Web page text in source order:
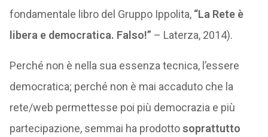
fondamentale libro del Gruppo Ippolita, “La Rete è
libera e democratica. Falso!” – Laterza, 2014).
Perché non è nella sua essenza tecnica, l’essere
democratica; perché non è mai accaduto che la
rete/web permettesse poi più democrazia e più
partecipazione, semmai ha prodottosoprattutto